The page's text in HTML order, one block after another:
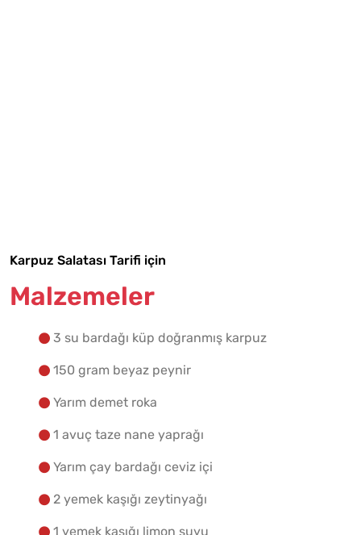
Yapılış Adımlarına Geç
Karpuz Salatası Tarifi için
Malzemeler
3 su bardağı küp doğranmış karpuz
150 gram beyaz peynir
Yarım demet roka
1 avuç taze nane yaprağı
Yarım çay bardağı ceviz içi
2 yemek kaşığı zeytinyağı
1 yemek kaşığı limon suyu